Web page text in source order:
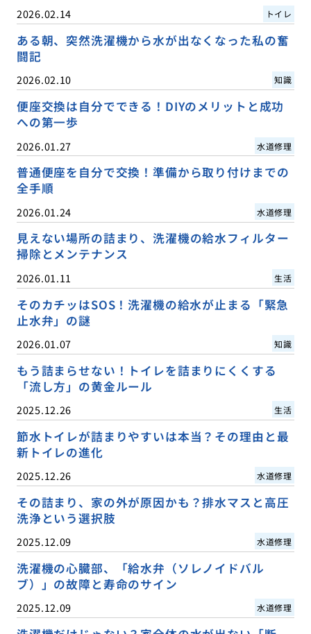
2026.02.14 トイレ
ある朝、突然洗濯機から水が出なくなった私の奮
闘記
2026.02.10 知識
便座交換は自分でできる！DIYのメリットと成功
への第一歩
2026.01.27 水道修理
普通便座を自分で交換！準備から取り付けまでの
全手順
2026.01.24 水道修理
見えない場所の詰まり、洗濯機の給水フィルター
掃除とメンテナンス
2026.01.11 生活
そのカチッはSOS！洗濯機の給水が止まる「緊急
止水弁」の謎
2026.01.07 知識
もう詰まらせない！トイレを詰まりにくくする
「流し方」の黄金ルール
2025.12.26 生活
節水トイレが詰まりやすいは本当？その理由と最
新トイレの進化
2025.12.26 水道修理
その詰まり、家の外が原因かも？排水マスと高圧
洗浄という選択肢
2025.12.09 水道修理
洗濯機の心臓部、「給水弁（ソレノイドバル
ブ）」の故障と寿命のサイン
2025.12.09 水道修理